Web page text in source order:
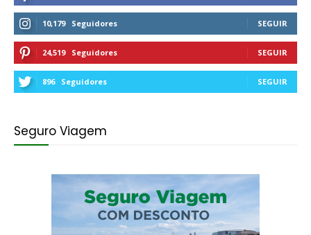
10,179 Seguidores SEGUIR
24,519 Seguidores SEGUIR
896 Seguidores SEGUIR
Seguro Viagem